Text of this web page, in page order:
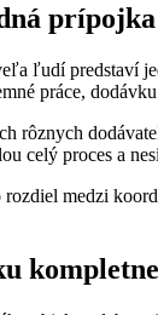
ľudí predstaví
práce,
rôznych
celý proces a
medzi
kompletne